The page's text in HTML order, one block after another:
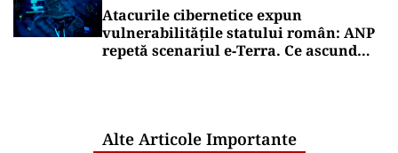
Atacurile cibernetice expun
vulnerabilitățile statului român: ANP
repetă scenariul e‑Terra. Ce ascund
Alte Articole Importante